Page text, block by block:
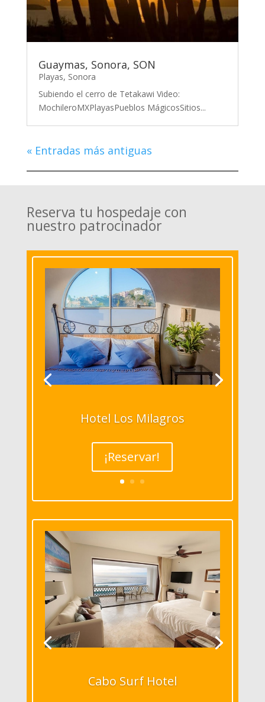
Guaymas, Sonora, SON
Playas, Sonora
Subiendo el cerro de Tetakawi Video:
MochileroMXPlayasPueblos MágicosSitios...
« Entradas más antiguas
Reserva tu hospedaje con
nuestro patrocinador
Hotel Los Milagros
¡Reservar!
Cabo Surf Hotel